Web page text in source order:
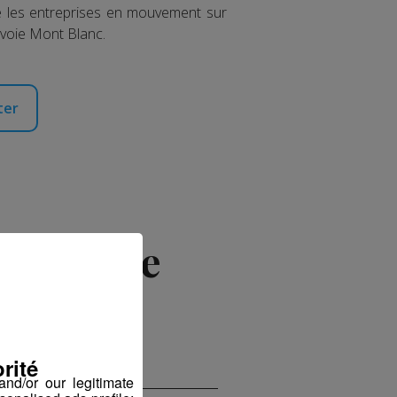
entreprises en mouvement sur
Mont Blanc.
de
or our legitimate